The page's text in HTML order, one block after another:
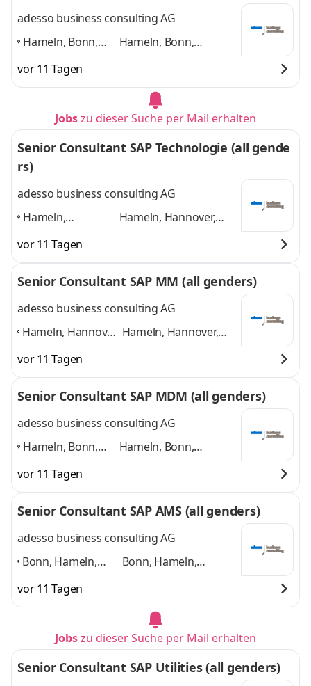
adesso business consulting AG
Hameln, Bonn,
Paderborn,
Düsseldorf,
Hameln, Bonn,
und 4 weitere
vor 11 Tagen
Jobszu dieser Suche per Mail erhalten
Senior Consultant SAP Technologie (all gende
rs)
adesso business consulting AG
Hameln,
Köln, Paderborn,
Düsseldorf,
Hameln, Hannover,
weitere
vor 11 Tagen
Senior Consultant SAP MM (all genders)
adesso business consulting AG
Hameln, Hannover,
Düsseldorf,
Paderborn, weitere
Standorte in DE,
Hameln, Hannover,
Paderborn, weitere
Standorte in DEund 4
weitere
vor 11 Tagen
Senior Consultant SAP MDM (all genders)
adesso business consulting AG
Hameln, Bonn,
Paderborn,
Düsseldorf,
Hameln, Bonn,
und 4 weitere
vor 11 Tagen
Senior Consultant SAP AMS (all genders)
adesso business consulting AG
Bonn, Hameln,
Paderborn,
Düsseldorf,
Bonn, Hameln,
Düsseldorf, weitere
Standorte in DE
weitere
vor 11 Tagen
Jobszu dieser Suche per Mail erhalten
Senior Consultant SAP Utilities (all genders)